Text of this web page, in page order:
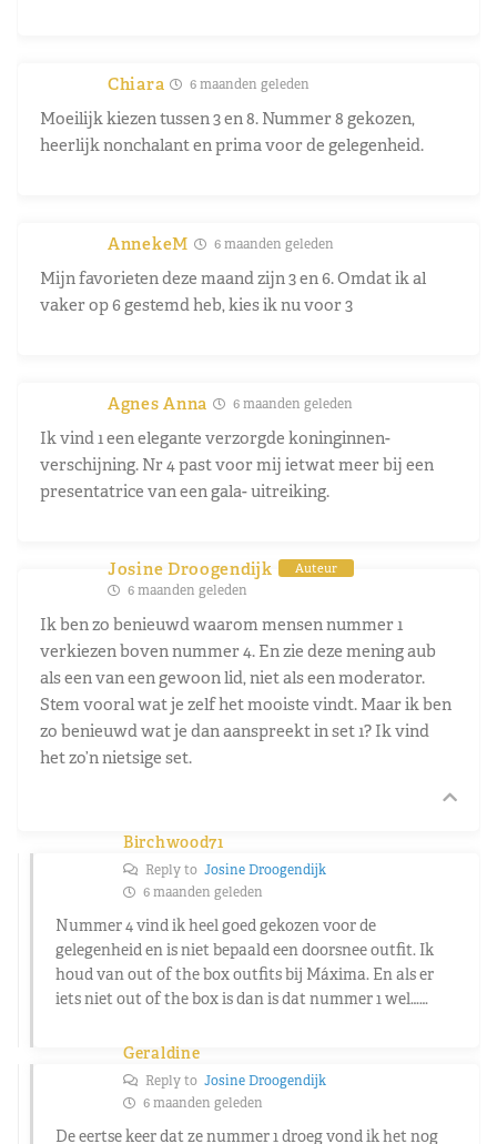
Chiara 6 maanden geleden
Moeilijk kiezen tussen 3 en 8. Nummer 8 gekozen,
heerlijk nonchalant en prima voor de gelegenheid.
AnnekeM 6 maanden geleden
Mijn favorieten deze maand zijn 3 en 6. Omdat ik al
vaker op 6 gestemd heb, kies ik nu voor 3
Agnes Anna 6 maanden geleden
Ik vind 1 een elegante verzorgde koninginnen-
verschijning. Nr 4 past voor mij ietwat meer bij een
presentatrice van een gala- uitreiking.
Josine Droogendijk Auteur
6 maanden geleden
Ik ben zo benieuwd waarom mensen nummer 1
verkiezen boven nummer 4. En zie deze mening aub
als een van een gewoon lid, niet als een moderator.
Stem vooral wat je zelf het mooiste vindt. Maar ik ben
zo benieuwd wat je dan aanspreekt in set 1? Ik vind
het zo’n nietsige set.
Birchwood71
Reply to Josine Droogendijk
6 maanden geleden
Nummer 4 vind ik heel goed gekozen voor de
gelegenheid en is niet bepaald een doorsnee outfit. Ik
houd van out of the box outfits bij Máxima. En als er
iets niet out of the box is dan is dat nummer 1 wel……
Geraldine
Reply to Josine Droogendijk
6 maanden geleden
De eertse keer dat ze nummer 1 droeg vond ik het nog